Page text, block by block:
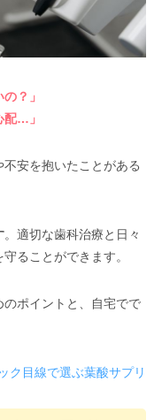
？」
配…」
安を抱いたことがある
。適切な歯科治療と日々
ることができます。
ポイントと、自宅でで
目線で選ぶ葉酸サプリ